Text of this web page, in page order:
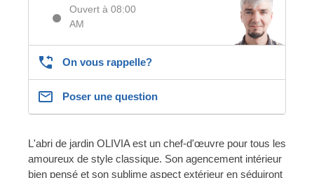
Ouvert à 08:00
AM
On vous rappelle?
Poser une question
L'abri de jardin OLIVIA est un chef-d'œuvre pour tous les
amoureux de style classique. Son agencement intérieur
bien pensé et son sublime aspect extérieur en séduiront